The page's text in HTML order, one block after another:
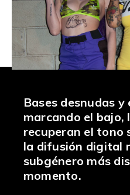
Bases desnudas
marcando el bajo,
recuperan el tono
la difusión digital
subgénero más
momento.